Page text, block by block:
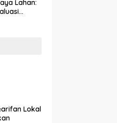
Lahan:
Lokal